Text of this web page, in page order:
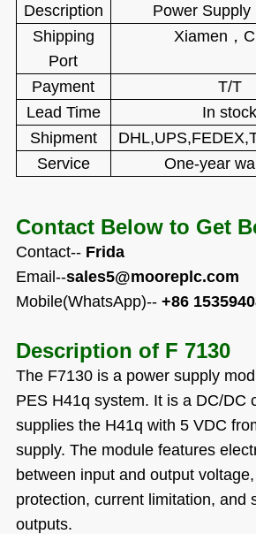
Description
Power Supply
Shipping
Port
Xiamen ，
Payment
T/T
Lead Time
In stock
Shipment
Service
One-year
Contact Below to Get
Contact-- Frida
Email--sales5@mooreplc.com
Mobile(WhatsApp)-- +86
Description of F 7130
The F7130 is a power supply
PES H41q system. It is a DC/DC
supplies the H41q with 5 VDC
supply. The module features
between input and output
protection, current limitation, and
outputs.